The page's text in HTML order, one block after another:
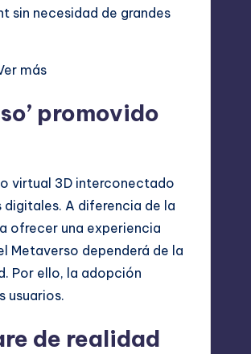
sin necesidad de grandes
más
promovido
virtual 3D interconectado
A diferencia de la
ofrecer una experiencia
Metaverso dependerá de la
Por ello, la adopción
usuarios.
de realidad